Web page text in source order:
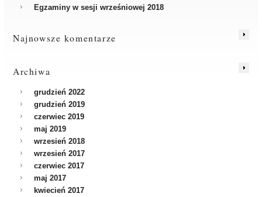
Egzaminy w sesji wrześniowej 2018
Najnowsze komentarze
Archiwa
grudzień 2022
grudzień 2019
czerwiec 2019
maj 2019
wrzesień 2018
wrzesień 2017
czerwiec 2017
maj 2017
kwiecień 2017